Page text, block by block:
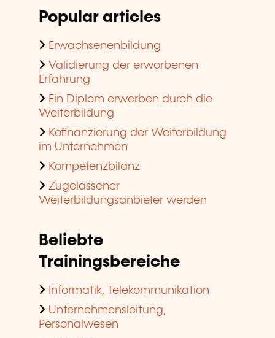
Popular articles
Erwachsenenbildung
Validierung der erworbenen
Erfahrung
Ein Diplom erwerben durch die
Weiterbildung
Kofinanzierung der Weiterbildung
im Unternehmen
Kompetenzbilanz
Zugelassener
Weiterbildungsanbieter werden
Beliebte
Trainingsbereiche
Informatik, Telekommunikation
Unternehmensleitung,
Personalwesen